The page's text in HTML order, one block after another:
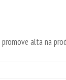
alta na